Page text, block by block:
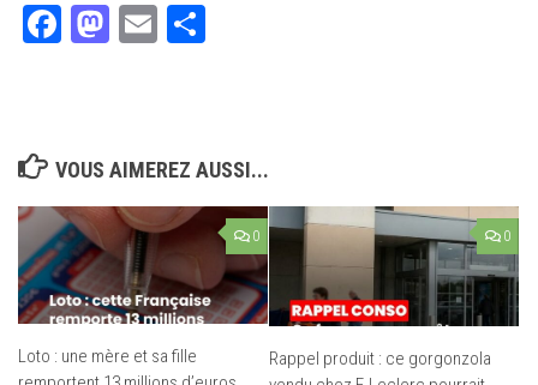
Facebook
Mastodon
Email
VOUS AIMEREZ AUSSI...
0
Loto : une mère et sa fille
0
Rappel produit : ce gorgonzola